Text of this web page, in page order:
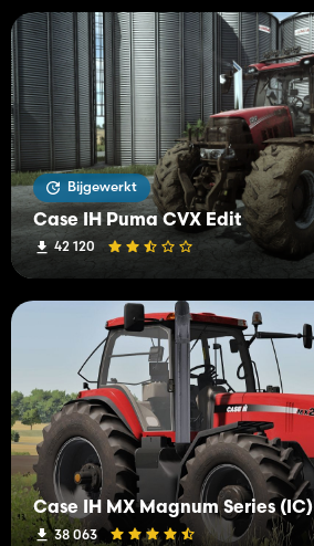
Bijgewerkt
Case IH Puma CVX Edit
42 120
Case IH MX Magnum Series (IC)
38 063